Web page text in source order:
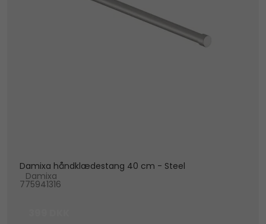
Damixa håndklædestang 40 cm - Steel
Damixa
775941316